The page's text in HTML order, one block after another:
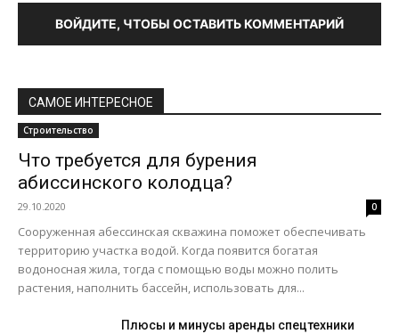
ВОЙДИТЕ, ЧТОБЫ ОСТАВИТЬ КОММЕНТАРИЙ
САМОЕ ИНТЕРЕСНОЕ
Строительство
Что требуется для бурения
абиссинского колодца?
29.10.2020 0
Сооруженная абессинская скважина поможет обеспечивать
территорию участка водой. Когда появится богатая
водоносная жила, тогда с помощью воды можно полить
растения, наполнить бассейн, использовать для...
Плюсы и минусы аренды спецтехники